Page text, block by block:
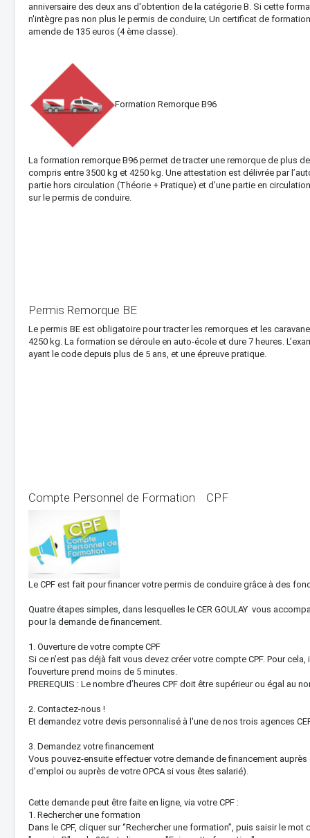
anniversaire des deux ans d'obtention de la catégorie B. Si cette
n'intègre pas non plus le permis de conduire; Un certificat de
amende de 135 euros (4 ème classe).
Formation Remorque B96
La formation remorque B96 permet de tracter une remorque de plus
compris entre 3500 kg et 4250 kg. Une attestation est délivrée par
partie hors circulation (Théorie + Pratique) et d’une partie en
sur le permis de conduire.
Permis Remorque BE
Le permis BE est obligatoire pour tracter les remorques et les
4250 kg. La formation se déroule en auto-école et dure 7 heures.
ayant le code depuis plus de 5 ans, et une épreuve pratique.
Compte Personnel de Formation CPF
Le CPF est fait pour financer votre permis de conduire grâce à des
Quatre étapes simples, dans lesquelles le CER GOULAY vous
pour la demande de financement.
1. Ouverture de votre compte CPF
Si ce n’est pas déjà fait vous devez créer votre compte CPF. Pour
l’ouverture prend moins de 5 minutes.
PREREQUIS : Le nombre d’heures CPF doit être supérieur ou égal au
2. Contactez-nous !
Et demandez votre devis personnalisé à l'une de nos trois agences
3. Demandez votre financement
Vous pouvez-ensuite effectuer votre demande de financement
d’emploi ou auprès de votre OPCA si vous êtes salarié).
Cette demande peut être faite en ligne, via votre CPF :
1. Rechercher une formation
Dans le CPF, cliquer sur ‘’Rechercher une formation’’, puis saisir le mot